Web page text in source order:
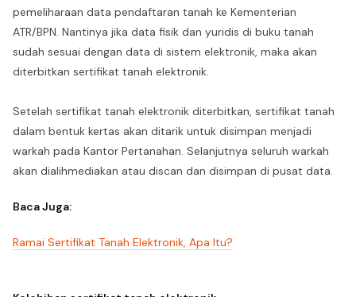
pemeliharaan data pendaftaran tanah ke Kementerian
ATR/BPN. Nantinya jika data fisik dan yuridis di buku tanah
sudah sesuai dengan data di sistem elektronik, maka akan
diterbitkan sertifikat tanah elektronik.
Setelah sertifikat tanah elektronik diterbitkan, sertifikat tanah
dalam bentuk kertas akan ditarik untuk disimpan menjadi
warkah pada Kantor Pertanahan. Selanjutnya seluruh warkah
akan dialihmediakan atau discan dan disimpan di pusat data.
Baca Juga:
Ramai Sertifikat Tanah Elektronik, Apa Itu?